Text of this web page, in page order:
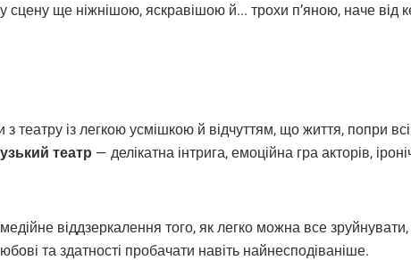
сцену ще ніжнішою, яскравішою й... трохи п’яною, наче від
театру із легкою усмішкою й відчуттям, що життя, попри
театр — делікатна інтрига, емоційна гра акторів,
віддзеркалення того, як легко можна все
та здатності пробачати навіть найнесподіваніше.